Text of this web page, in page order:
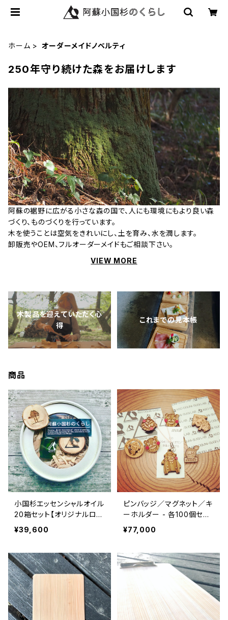
ホーム オーダーメイドノベルティ
250年守り続けた森をお届けします
阿蘇の裾野に広がる小さな森の国で、人にも環境にもより良い森
づくり、ものづくりを行っています。
木を使うことは空気をきれいにし、土を育み、水を潤します。
卸販売やOEM、フルオーダーメイドもご相談下さい。
VIEW MORE
木製品を迎えていただく心
得
これまでの見本帳
商品
小国杉エッセンシャルオイル
20箱セット【オリジナルロゴ
彫刻】
¥39,600
ピンバッジ／マグネット／キ
ーホルダー - 各100個セッ
ト
¥77,000